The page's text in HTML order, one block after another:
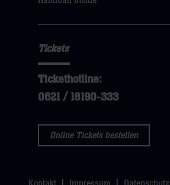
Tickets
Tickethotline:
0621 / 18190-333
Online Tickets bestellen